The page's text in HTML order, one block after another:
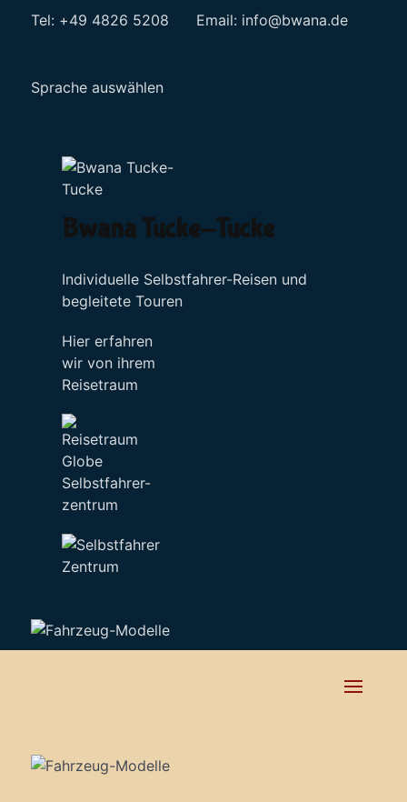
Tel: +49 4826 5208 Email: info@bwana.de
Sprache auswählen
Bwana Tucke-Tucke
Individuelle Selbstfahrer-Reisen und
begleitete Touren
Hier erfahren
wir von ihrem
Reisetraum
Selbstfahrer-
zentrum